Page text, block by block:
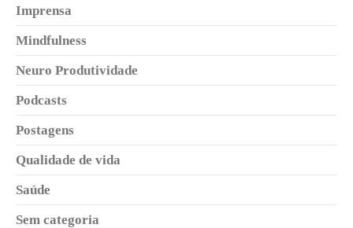
Imprensa
Mindfulness
Neuro Produtividade
Podcasts
Postagens
Qualidade de vida
Saúde
Sem categoria